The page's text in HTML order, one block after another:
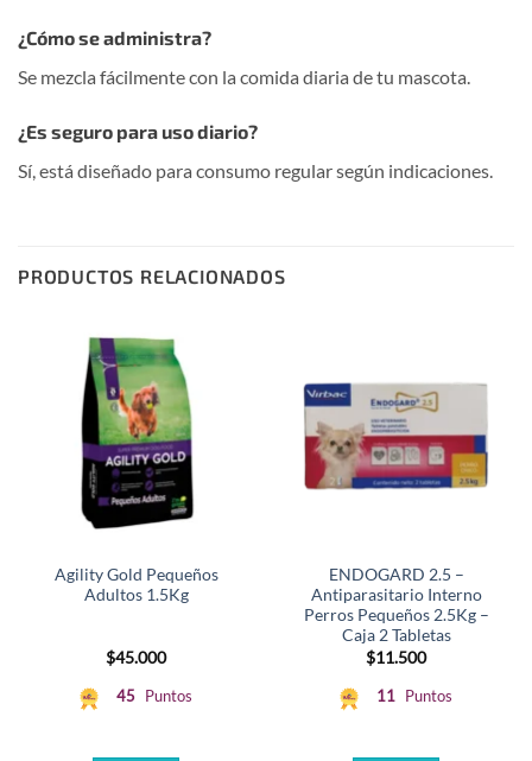
¿Cómo se administra?
Se mezcla fácilmente con la comida diaria de tu mascota.
¿Es seguro para uso diario?
Sí, está diseñado para consumo regular según indicaciones.
PRODUCTOS RELACIONADOS
Agility Gold Pequeños
Adultos 1.5Kg
$45.000
45 Puntos
ENDOGARD 2.5 –
Antiparasitario Interno
Perros Pequeños 2.5Kg –
Caja 2 Tabletas
$11.500
11 Puntos